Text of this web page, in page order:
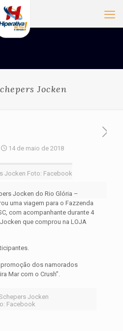
Jocken
14 de maio de 2018
Jocken Foto: Facebook
Jocken do Rio Glória –
uma viagem para o Fazzenda
com acompanhante durante 4
que comprou na LOJA
dos namorados
Mar com o Crush”.
Jocken
Facebook